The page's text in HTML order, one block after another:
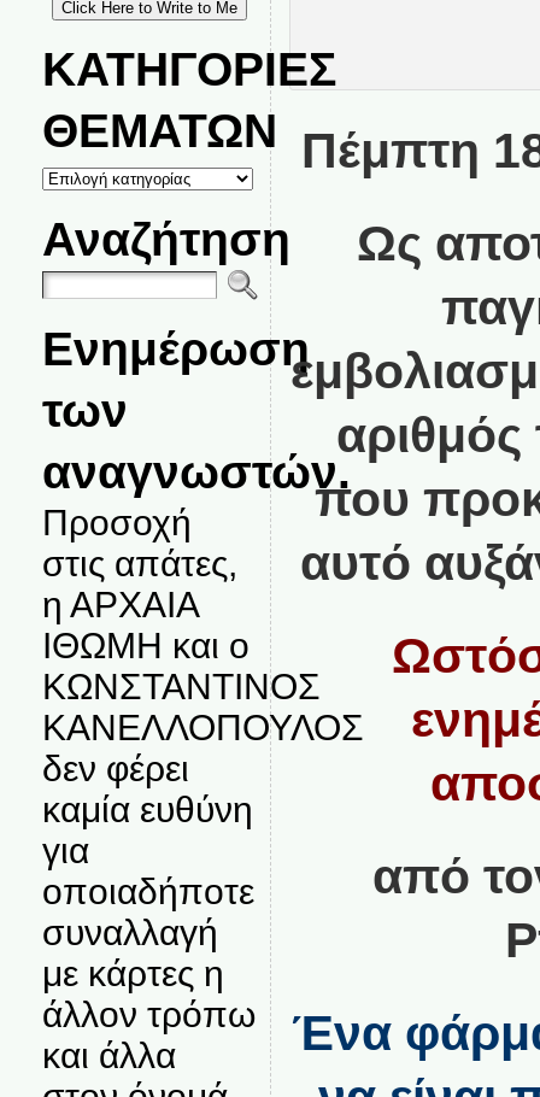
ΚΑΤΗΓΟΡΙΕΣ
ΘΕΜΑΤΩΝ
ΚΑΤΗΓΟΡΙΕΣ
ΘΕΜΑΤΩΝ
Αναζήτηση
Ενημέρωση
των
αναγνωστών.
Προσοχή
στις απάτες,
η ΑΡΧΑΙΑ
ΙΘΩΜΗ και ο
ΚΩΝΣΤΑΝΤΙΝΟΣ
ΚΑΝΕΛΛΟΠΟΥΛΟΣ
δεν φέρει
καμία ευθύνη
για
οποιαδήποτε
συναλλαγή
με κάρτες η
άλλον τρόπω
και άλλα
Πέμπτη
Ως
που
αυτό
από
Ένα